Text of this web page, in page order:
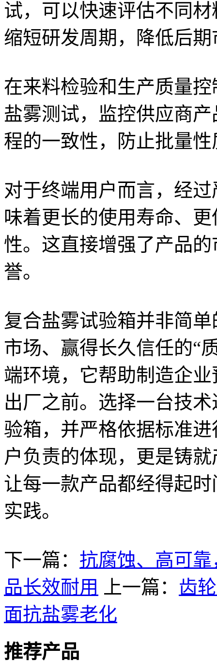
试，可以快速评估不同
缩短研发周期，降低后
在来料检验和生产质量
盐雾测试，监控供应商
程的一致性，防止批量
对于终端用户而言，经
味着更长的使用寿命、
性。这直接增强了产品
誉。
复合盐雾试验箱并非简
市场、赢得长久信任的“
端环境，它帮助制造企
出厂之前。选择一台技
验箱，并严格依据标准
户负责的体现，更是铸
让每一款产品都经得起
实践。
下一篇： 抗腐蚀、高可
品长效耐用
上一篇： 齿
面抗盐雾老化
推荐产品